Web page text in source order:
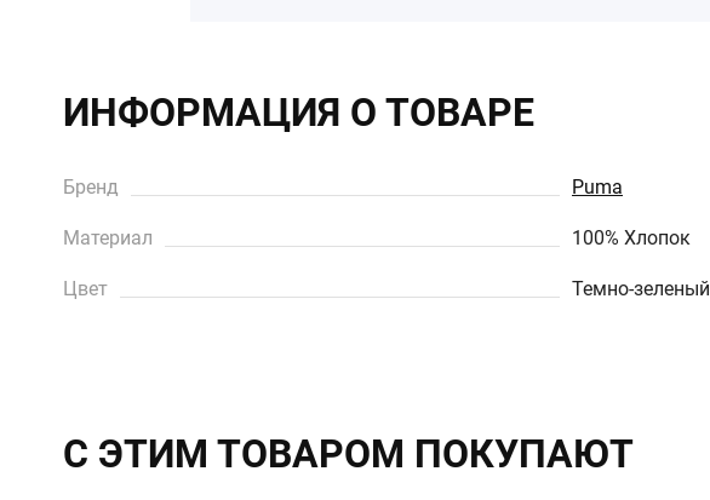
ИНФОРМАЦИЯ О ТОВАРЕ
Бренд Puma
Материал 100% Хлопок
Цвет Темно-зеленый
С ЭТИМ ТОВАРОМ ПОКУПАЮТ